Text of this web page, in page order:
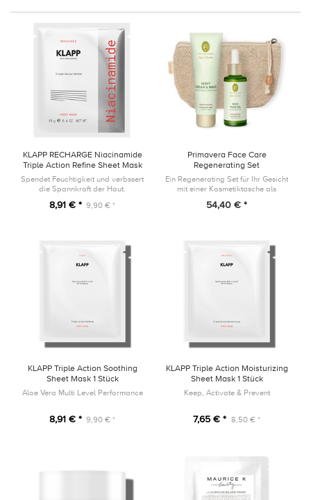
KLAPP RECHARGE Niacinamide
Triple Action Refine Sheet Mask
1 Stück
Spendet Feuchtigkeit und verbssert
die Spannkraft der Haut.
8,91 € * 9,90 € *
Primavera Face Care
Regenerating Set
Ein Regenerating Set für Ihr Gesicht
mit einer Kosmetiktasche als
54,40 € *
KLAPP Triple Action Soothing
Sheet Mask 1 Stück
Aloe Vera Multi Level Performance
8,91 € * 9,90 € *
KLAPP Triple Action Moisturizing
Sheet Mask 1 Stück
Keep, Activate & Prevent
7,65 € * 8,50 € *